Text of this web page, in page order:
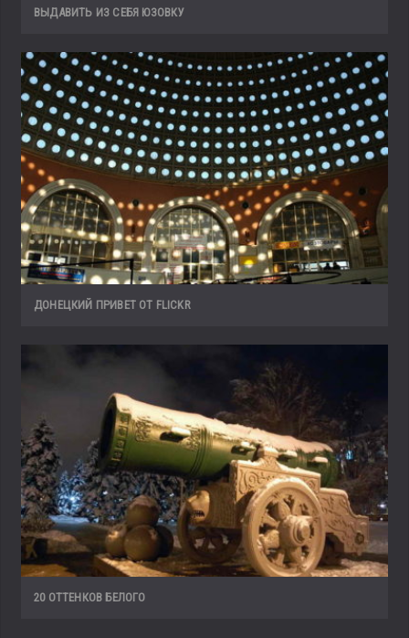
ВЫДАВИТЬ ИЗ СЕБЯ ЮЗОВКУ
ДОНЕЦКИЙ ПРИВЕТ ОТ FLICKR
20 ОТТЕНКОВ БЕЛОГО